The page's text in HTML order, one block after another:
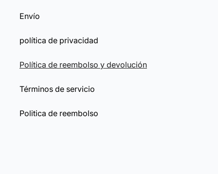
Envío
política de privacidad
Política de reembolso y devolución
Términos de servicio
Politica de reembolso